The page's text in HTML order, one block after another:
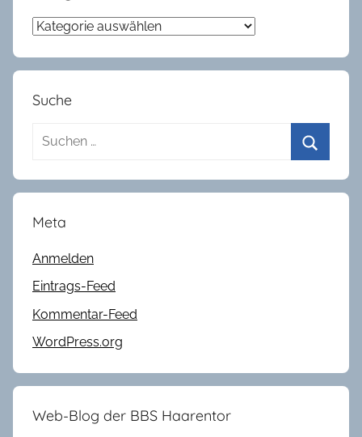
Kategorien
Suche
Suchen
Meta
Anmelden
Eintrags-Feed
Kommentar-Feed
WordPress.org
Web-Blog der BBS Haarentor